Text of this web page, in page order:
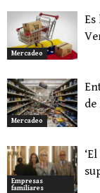
Mercadeo
Mercadeo
Empresas
familiares